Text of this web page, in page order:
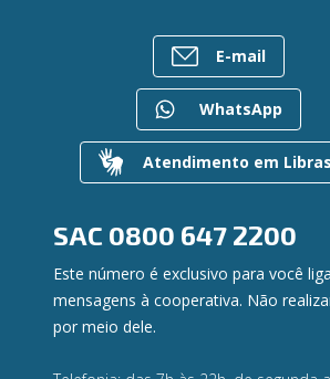
Gerenciar Cookies
Para empresas
Postos de Atendimento
Regularização de dívidas
Valores a Receber
Contato
Canal de Ética
Ouvidoria
E-mail
WhatsApp
Atendimento em Libras
SAC 0800 647 2200
Este número é exclusivo para você
mensagens à cooperativa. Não
por meio dele.